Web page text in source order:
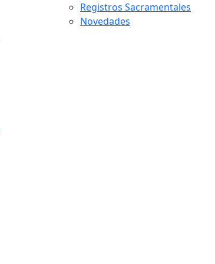
Registros Sacramentales
Novedades